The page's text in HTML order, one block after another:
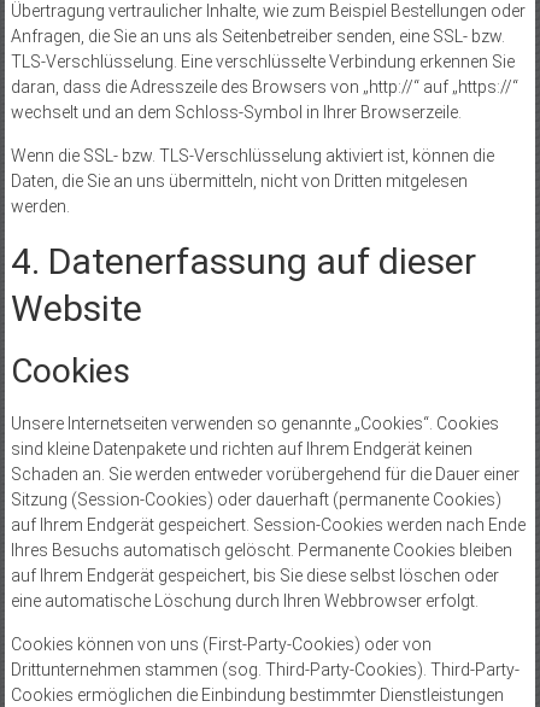
Übertragung vertraulicher Inhalte, wie zum Beispiel Bestellungen oder
Anfragen, die Sie an uns als Seitenbetreiber senden, eine SSL- bzw.
TLS-Verschlüsselung. Eine verschlüsselte Verbindung erkennen Sie
daran, dass die Adresszeile des Browsers von „http://“ auf „https://“
wechselt und an dem Schloss-Symbol in Ihrer Browserzeile.
Wenn die SSL- bzw. TLS-Verschlüsselung aktiviert ist, können die
Daten, die Sie an uns übermitteln, nicht von Dritten mitgelesen
werden.
4. Datenerfassung auf dieser
Website
Cookies
Unsere Internetseiten verwenden so genannte „Cookies“. Cookies
sind kleine Datenpakete und richten auf Ihrem Endgerät keinen
Schaden an. Sie werden entweder vorübergehend für die Dauer einer
Sitzung (Session-Cookies) oder dauerhaft (permanente Cookies)
auf Ihrem Endgerät gespeichert. Session-Cookies werden nach Ende
Ihres Besuchs automatisch gelöscht. Permanente Cookies bleiben
auf Ihrem Endgerät gespeichert, bis Sie diese selbst löschen oder
eine automatische Löschung durch Ihren Webbrowser erfolgt.
Cookies können von uns (First-Party-Cookies) oder von
Drittunternehmen stammen (sog. Third-Party-Cookies). Third-Party-
Cookies ermöglichen die Einbindung bestimmter Dienstleistungen